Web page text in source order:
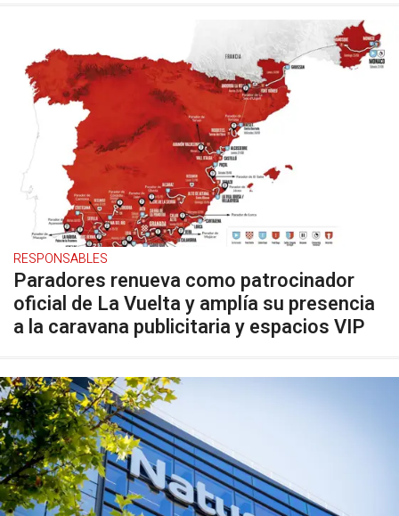
RESPONSABLES
Paradores renueva como patrocinador
oficial de La Vuelta y amplía su presencia
a la caravana publicitaria y espacios VIP